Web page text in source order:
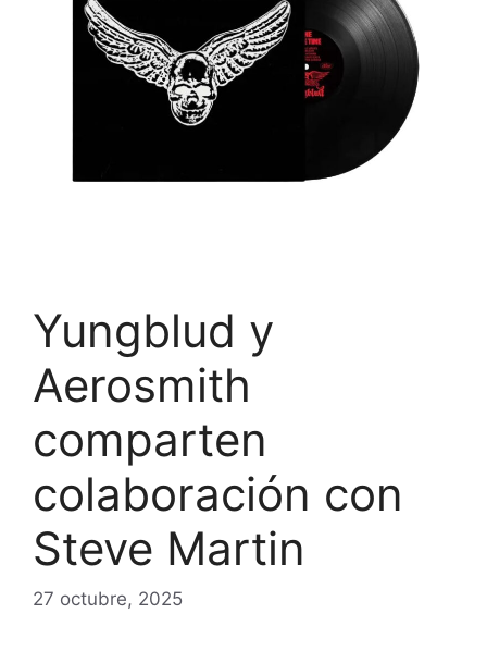
Yungblud y
Aerosmith
comparten
colaboración con
Steve Martin
27 octubre, 2025